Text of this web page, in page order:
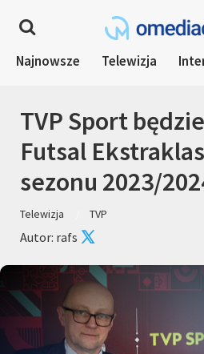
Najnowsze Telewizja
TVP Sport
Futsal
sezonu 2023/
Telewizja TVP
Autor: rafs